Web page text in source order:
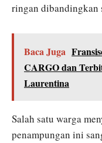
ringan dibandingkan
Baca Juga
CARGO dan
Laurentina
Salah satu warga
penampungan ini